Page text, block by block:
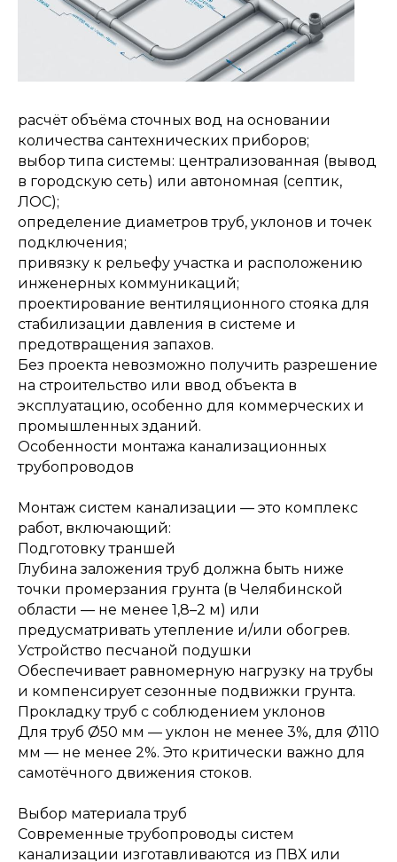
расчёт объёма сточных вод на основании
количества сантехнических приборов;
выбор типа системы: централизованная (вывод
в городскую сеть) или автономная (септик,
ЛОС);
определение диаметров труб, уклонов и точек
подключения;
привязку к рельефу участка и расположению
инженерных коммуникаций;
проектирование вентиляционного стояка для
стабилизации давления в системе и
предотвращения запахов.
Без проекта невозможно получить разрешение
на строительство или ввод объекта в
эксплуатацию, особенно для коммерческих и
промышленных зданий.
Особенности монтажа канализационных
трубопроводов
Монтаж систем канализации — это комплекс
работ, включающий:
Подготовку траншей
Глубина заложения труб должна быть ниже
точки промерзания грунта (в Челябинской
области — не менее 1,8–2 м) или
предусматривать утепление и/или обогрев.
Устройство песчаной подушки
Обеспечивает равномерную нагрузку на трубы
и компенсирует сезонные подвижки грунта.
Прокладку труб с соблюдением уклонов
Для труб Ø50 мм — уклон не менее 3%, для Ø110
мм — не менее 2%. Это критически важно для
самотёчного движения стоков.
Выбор материала труб
Современные трубопроводы систем
канализации изготавливаются из ПВХ или